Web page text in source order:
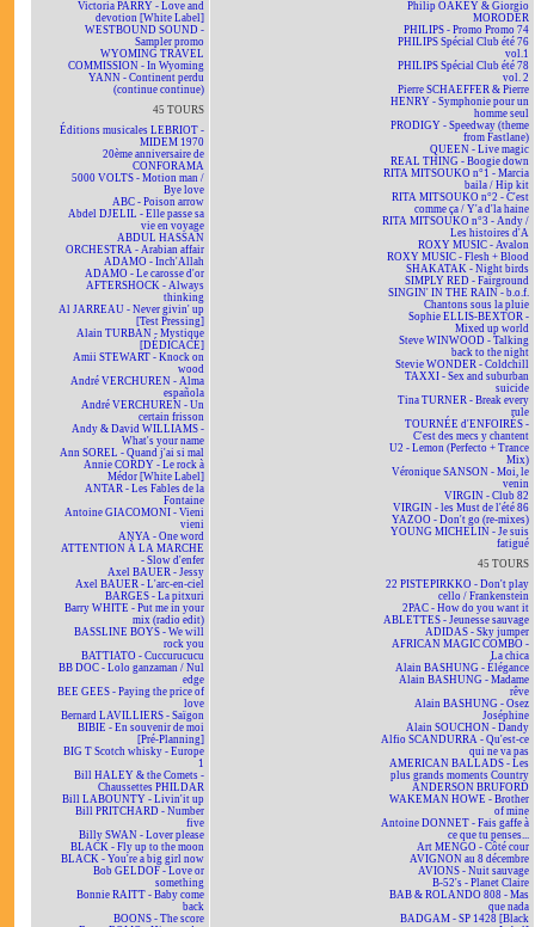
Victoria PARRY - Love and
devotion [White Label]
WESTBOUND SOUND -
Sampler promo
WYOMING TRAVEL
COMMISSION - In Wyoming
YANN - Continent perdu
(continue continue)
45 TOURS
Éditions musicales LEBRIOT -
MIDEM 1970
20ème anniversaire de
CONFORAMA
5000 VOLTS - Motion man /
Bye love
ABC - Poison arrow
Abdel DJELIL - Elle passe sa
vie en voyage
ABDUL HASSAN
ORCHESTRA - Arabian affair
ADAMO - Inch'Allah
ADAMO - Le carosse d'or
AFTERSHOCK - Always
thinking
Al JARREAU - Never givin' up
[Test Pressing]
Alain TURBAN - Mystique
[DÉDICACÉ]
Amii STEWART - Knock on
wood
André VERCHUREN - Alma
española
André VERCHUREN - Un
certain frisson
Andy & David WILLIAMS -
What's your name
Ann SOREL - Quand j'ai si mal
Annie CORDY - Le rock à
Médor [White Label]
ANTAR - Les Fables de la
Fontaine
Antoine GIACOMONI - Vieni
vieni
ANYA - One word
ATTENTION À LA MARCHE
- Slow d'enfer
Axel BAUER - Jessy
Axel BAUER - L'arc-en-ciel
BARGES - La pitxuri
Barry WHITE - Put me in your
mix (radio edit)
BASSLINE BOYS - We will
rock you
BATTIATO - Cuccurucucu
BB DOC - Lolo ganzaman / Nul
edge
BEE GEES - Paying the price of
love
Bernard LAVILLIERS - Saïgon
BIBIE - En souvenir de moi
[Pré-Planning]
BIG T Scotch whisky - Europe
1
Bill HALEY & the Comets -
Chaussettes PHILDAR
Bill LABOUNTY - Livin'it up
Bill PRITCHARD - Number
five
Billy SWAN - Lover please
BLACK - Fly up to the moon
BLACK - You're a big girl now
Bob GELDOF - Love or
something
Bonnie RAITT - Baby come
back
BOONS - The score
Philip OAKEY & Giorgio
MORODER
PHILIPS - Promo Promo 74
PHILIPS Spécial Club été 76
vol.1
PHILIPS Spécial Club été 78
vol. 2
Pierre SCHAEFFER & Pierre
HENRY - Symphonie pour un
homme seul
PRODIGY - Speedway (theme
from Fastlane)
QUEEN - Live magic
REAL THING - Boogie down
RITA MITSOUKO n°1 - Marcia
baila / Hip kit
RITA MITSOUKO n°2 - C'est
comme ça / Y'a d'la haine
RITA MITSOUKO n°3 - Andy /
Les histoires d'A
ROXY MUSIC - Avalon
ROXY MUSIC - Flesh + Blood
SHAKATAK - Night birds
SIMPLY RED - Fairground
SINGIN' IN THE RAIN - b.o.f.
Chantons sous la pluie
Sophie ELLIS-BEXTOR -
Mixed up world
Steve WINWOOD - Talking
back to the night
Stevie WONDER - Coldchill
TAXXI - Sex and suburban
suicide
Tina TURNER - Break every
rule
TOURNÉE d'ENFOIRÉS -
C'est des mecs y chantent
U2 - Lemon (Perfecto + Trance
Mix)
Véronique SANSON - Moi, le
venin
VIRGIN - Club 82
VIRGIN - les Must de l'été 86
YAZOO - Don't go (re-mixes)
YOUNG MICHELIN - Je suis
fatigué
45 TOURS
22 PISTEPIRKKO - Don't play
cello / Frankenstein
2PAC - How do you want it
ABLETTES - Jeunesse sauvage
ADIDAS - Sky jumper
AFRICAN MAGIC COMBO -
La chica
Alain BASHUNG - Élégance
Alain BASHUNG - Madame
rêve
Alain BASHUNG - Osez
Joséphine
Alain SOUCHON - Dandy
Alfio SCANDURRA - Qu'est-ce
qui ne va pas
AMERICAN BALLADS - Les
plus grands moments Country
ANDERSON BRUFORD
WAKEMAN HOWE - Brother
of mine
Antoine DONNET - Fais gaffe à
ce que tu penses...
Art MENGO - Côté cour
AVIGNON au 8 décembre
AVIONS - Nuit sauvage
B-52's - Planet Claire
BAB & ROLANDO 808 - Mas
que nada
BADGAM - SP 1428 [Black